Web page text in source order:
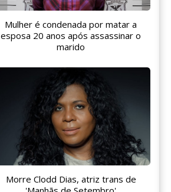
Mulher é condenada por matar a
esposa 20 anos após assassinar o
marido
Morre Clodd Dias, atriz trans de